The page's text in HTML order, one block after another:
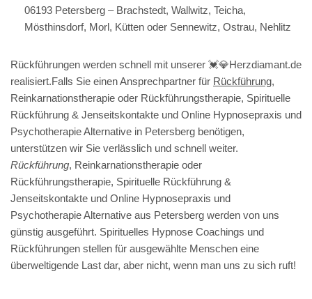
06193 Petersberg – Brachstedt, Wallwitz, Teicha,
Mösthinsdorf, Morl, Kütten oder Sennewitz, Ostrau, Nehlitz
Rückführungen werden schnell mit unserer 💓️💎Herzdiamant.de
realisiert.Falls Sie einen Ansprechpartner für Rückführung,
Reinkarnationstherapie oder Rückführungstherapie, Spirituelle
Rückführung & Jenseitskontakte und Online Hypnosepraxis und
Psychotherapie Alternative in Petersberg benötigen,
unterstützen wir Sie verlässlich und schnell weiter.
Rückführung, Reinkarnationstherapie oder
Rückführungstherapie, Spirituelle Rückführung &
Jenseitskontakte und Online Hypnosepraxis und
Psychotherapie Alternative aus Petersberg werden von uns
günstig ausgeführt. Spirituelles Hypnose Coachings und
Rückführungen stellen für ausgewählte Menschen eine
überweltigende Last dar, aber nicht, wenn man uns zu sich ruft!